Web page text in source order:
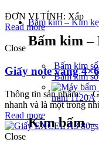
Bấm kim – Kim
Bấm kim –
Bấm kim
Bấm kim
mini 1120A
Kim bấm
ĐƠN VỊ TÍNH: Xấp
Read more
Close
Giấy note vàng 4×6
Thông tin sản phẩm: –
nhanh và là một trong
Read more
Close